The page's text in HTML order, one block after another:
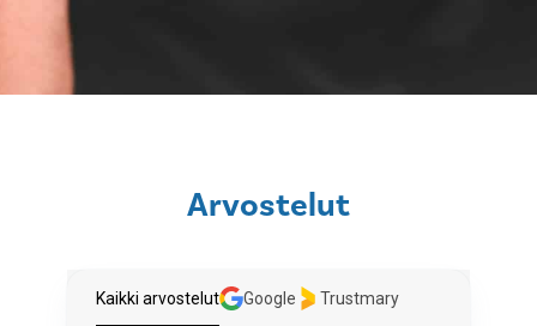
Arvostelut
Kaikki arvostelut Google Trustmary